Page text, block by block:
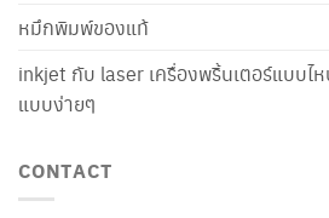
หมึกพิมพ์ของแท้
inkjet กับ laser เครื่องพริ้นเตอร์แบบไ
แบบง่ายๆ
CONTACT